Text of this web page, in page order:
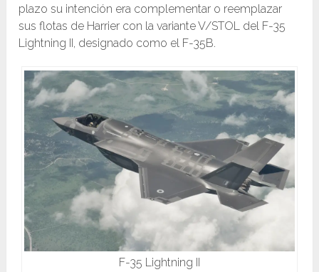
plazo su intención era complementar o reemplazar
sus flotas de Harrier con la variante V/STOL del F-35
Lightning II, designado como el F-35B.
F-35 Lightning II